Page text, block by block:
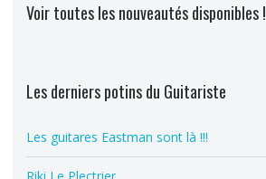
Voir toutes les nouveautés disponibles !
Les derniers potins du Guitariste
Les guitares Eastman sont là !!!